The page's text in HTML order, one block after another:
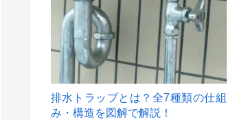
排水トラップとは？全7種類の仕組
み・構造を図解で解説！